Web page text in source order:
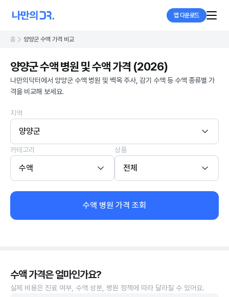
앱 다운로드
홈 양양군 수액 가격 비교
양양군 수액 병원 및 수액 가격 (2026)
나만의닥터에서 양양군 수액 병원 및 백옥 주사, 감기 수액 등 수액 종류별 가
격을 비교해 보세요.
지역
양양군
카테고리
수액
상품
전체
수액 병원 가격 조회
수액 가격은 얼마인가요?
실제 비용은 진료 여부, 수액 성분, 병원 정책에 따라 달라질 수 있어요.